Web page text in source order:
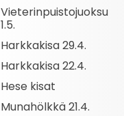
Vieterinpuistojuoksu
1.5.
Harkkakisa 29.4.
Harkkakisa 22.4.
Hese kisat
Munahölkkä 21.4.